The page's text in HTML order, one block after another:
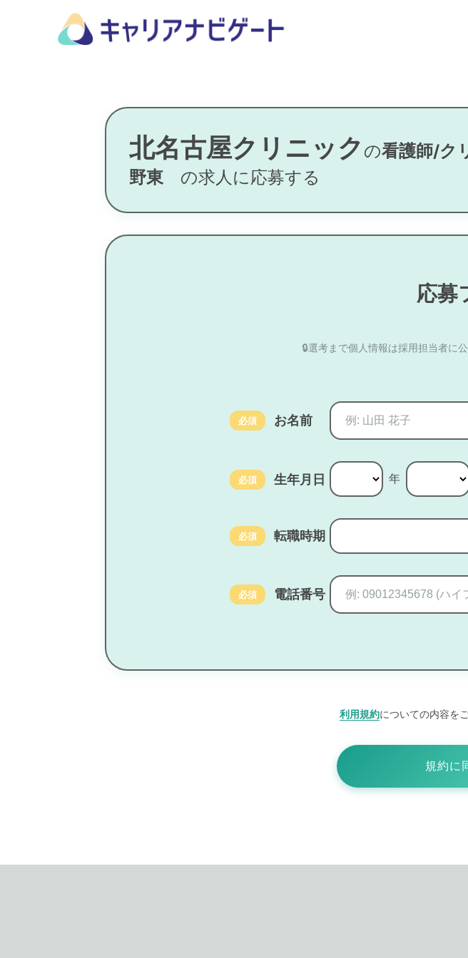
北名古屋クリニック の看護師/ク
野東の求人に応募する
応募
🔒選考まで個人情報は採用担当者に
必須 お名前
必須 生年月日 年
必須 転職時期
必須 電話番号
利用規約についての内容を
規約に